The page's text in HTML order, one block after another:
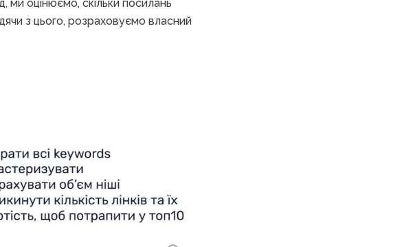
ми оцінюємо, скільки посилань
з цього, розраховуємо власний